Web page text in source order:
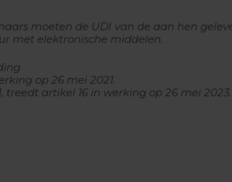
moeten de UDI van de aan hen
met elektronische middelen.
op 26 mei 2021.
treedt artikel 16 in werking op 26 mei 2023.